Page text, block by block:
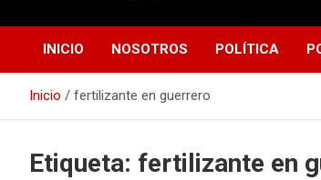
Réplica
INICIO NOSOTROS POLÍTICA
Inicio fertilizante en guerrero
Etiqueta: fertilizante en